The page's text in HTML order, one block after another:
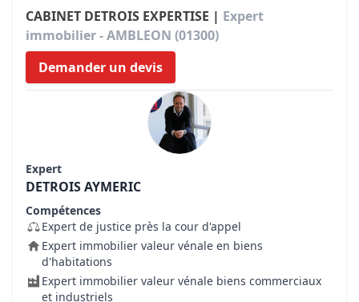
CABINET DETROIS EXPERTISE | Expert
immobilier - AMBLEON (01300)
Demander un devis
Expert
DETROIS AYMERIC
Compétences
Expert de justice près la cour d'appel
Expert immobilier valeur vénale en biens
d'habitations
Expert immobilier valeur vénale biens commerciaux
et industriels